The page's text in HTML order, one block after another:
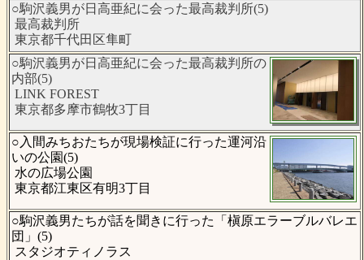
○駒沢義男が日高亜紀に会った最高裁判所(5)
最高裁判所
東京都千代田区隼町
○駒沢義男が日高亜紀に会った最高裁判所の
内部(5)
LINK FOREST
東京都多摩市鶴牧3丁目
○入間みちおたちが現場検証に行った運河沿
いの公園(5)
水の広場公園
東京都江東区有明3丁目
○駒沢義男たちが話を聞きに行った「槇原エラーブルバレエ
団」(5)
スタジオティノラス